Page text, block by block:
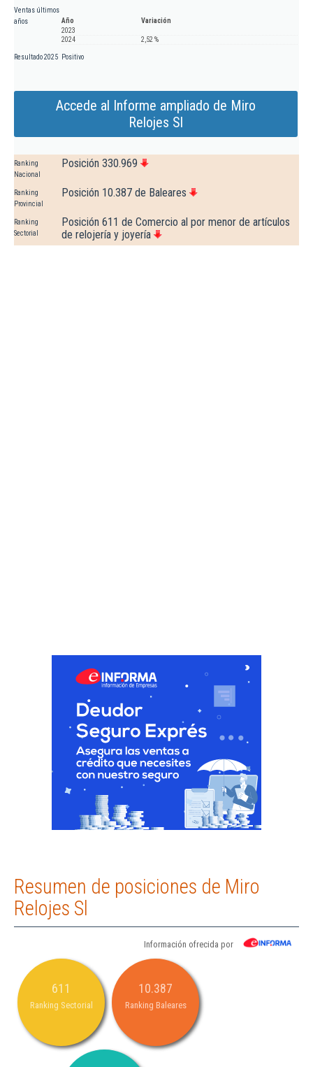
Ventas últimos
años
Año
Variación
2023
2024
2,52 %
Resultado 2025 Positivo
Accede al Informe ampliado de Miro
Relojes Sl
Ranking
Nacional
Posición 330.969
Ranking
Provincial
Posición 10.387 de Baleares
Ranking
Sectorial
Posición 611 de Comercio al por menor de artículos
de relojería y joyería
Resumen de posiciones de Miro
Relojes Sl
Información ofrecida por
611
Ranking Sectorial
10.387
Ranking Baleares